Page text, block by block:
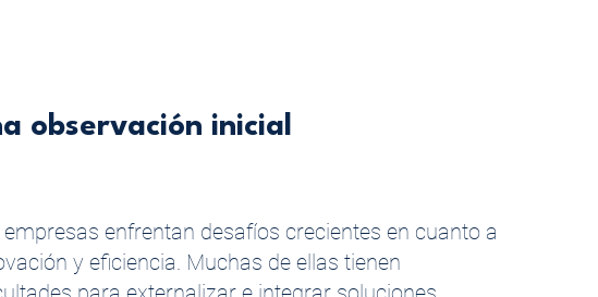
observación inicial
empresas enfrentan desafíos crecientes en cuanto a
y eficiencia. Muchas de ellas tienen